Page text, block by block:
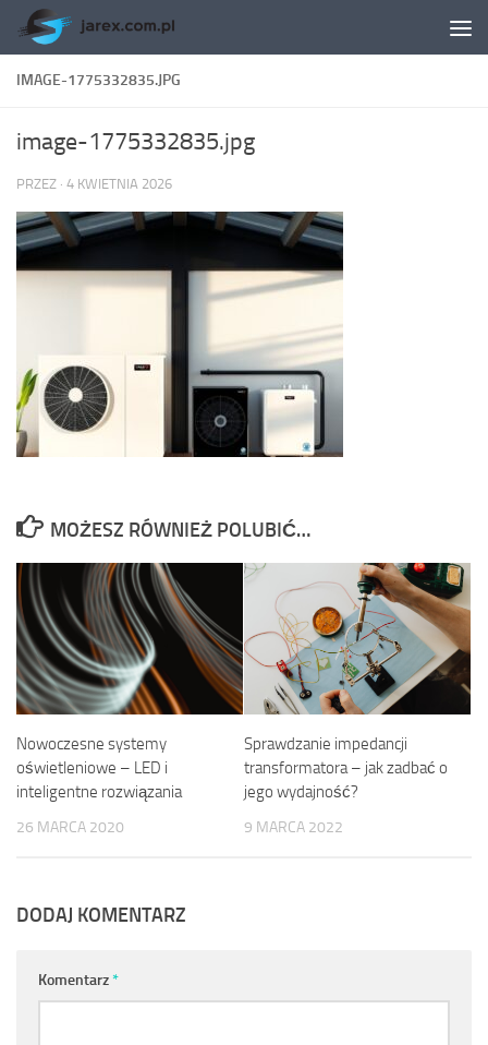
Skip to content
IMAGE-1775332835.JPG
image-1775332835.jpg
PRZEZ · 4 KWIETNIA 2026
MOŻESZ RÓWNIEŻ POLUBIĆ…
Nowoczesne systemy
oświetleniowe – LED i
inteligentne rozwiązania
26 MARCA 2020
Sprawdzanie impedancji
transformatora – jak zadbać o
jego wydajność?
9 MARCA 2022
DODAJ KOMENTARZ
Komentarz*